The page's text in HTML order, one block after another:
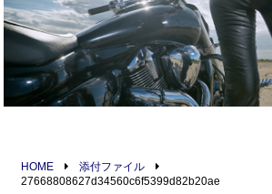
HOME
添付ファイル
27668808627d34560c6f5399d82b20ae